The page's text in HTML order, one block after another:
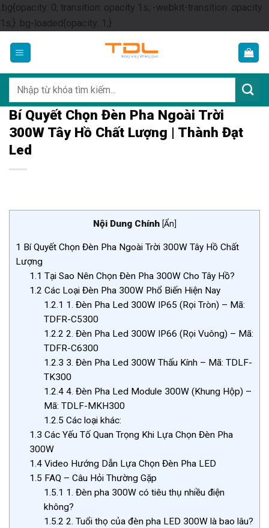
.bg{opacity: 0; transition: opacity 1s; -webkit-transition: opacity
1s;} .bg-loaded{opacity: 1;}Skip
content
kiếm:
Bí Quyết Chọn Đèn Pha Ngoài Trời
300W Tây Hồ Chất Lượng | Thành Đạt
Led
Nội Dung Chính [Ẩn]
1 Bí Quyết Chọn Đèn Pha Ngoài Trời 300W Tây Hồ Chất
Lượng
1.1 Tại Sao Nên Chọn Đèn Pha 300W Cho Tây Hồ?
1.2 Các Loại Đèn Pha 300W Phổ Biến Hiện Nay
1.2.1 1. Đèn Pha Led 300W IP65 (Rọi Tròn) – Mã:
TDFR-C5300
1.2.2 2. Đèn Pha Led 300W IP66 (Rọi Vuông) – Mã:
TDFR-C6300
1.2.3 3. Đèn Pha Led 300W Thấu Kính – Mã: TDLF-
TK300
1.2.44. Đèn Pha Led Module 300W (Khung Hộp) –
Mã: TDLF-MKH300
1.2.5 Các loại khác:
1.3 Các Yếu Tố Quan Trọng Khi Lựa Chọn Đèn Pha
300W
1.4 Video Hướng Dẫn Lựa Chọn Đèn Pha LED
1.5 FAQ – Câu Hỏi Thường Gặp
1.5.1 1. Đèn pha 300W có tiêu thụ nhiều điện
không?
1.5.2 2. Tuổi thọ của đèn pha LED 300W là bao lâu?